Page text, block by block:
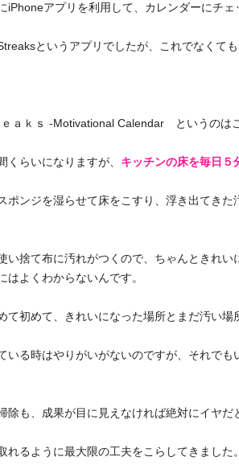
ト
舎
iPhoneアプリを利用して、カレンダーにチェ
というアプリでしたが、これでなくて
ａｋｓ -Motivational Calendar というのは
くらいになりますが、 キッチンの床を毎日５
ポンジを湿らせて床をこすり、浮き出てきた
い捨て布に汚れがつくので、ちゃんときれ
よくわからないんです。
て初めて、きれいになった場所とまだ汚い場
いる時はやりがいがないのですが、それでも
除も、成果が目に見えなければ絶対にイヤだ
れるように最大限の工夫をこらしてきました。